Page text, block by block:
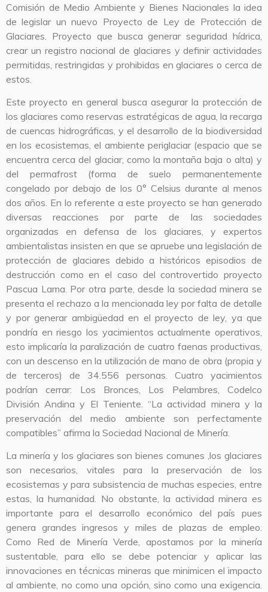
Comisión de Medio Ambiente y Bienes Nacionales la idea
de legislar un nuevo Proyecto de Ley de Protección de
Glaciares. Proyecto que busca generar seguridad hídrica,
crear un registro nacional de glaciares y definir actividades
permitidas, restringidas y prohibidas en glaciares o cerca de
estos.
Este proyecto en general busca asegurar la protección de
los glaciares como reservas estratégicas de agua, la recarga
de cuencas hidrográficas, y el desarrollo de la biodiversidad
en los ecosistemas, el ambiente periglaciar (espacio que se
encuentra cerca del glaciar, como la montaña baja o alta) y
del permafrost (forma de suelo permanentemente
congelado por debajo de los 0° Celsius durante al menos
dos años. En lo referente a este proyecto se han generado
diversas reacciones por parte de las sociedades
organizadas en defensa de los glaciares, y expertos
ambientalistas insisten en que se apruebe una legislación de
protección de glaciares debido a históricos episodios de
destrucción como en el caso del controvertido proyecto
Pascua Lama. Por otra parte, desde la sociedad minera se
presenta el rechazo a la mencionada ley por falta de detalle
y por generar ambigüedad en el proyecto de ley, ya que
pondría en riesgo los yacimientos actualmente operativos,
esto implicaría la paralización de cuatro faenas productivas,
con un descenso en la utilización de mano de obra (propia y
de terceros) de 34.556 personas. Cuatro yacimientos
podrían cerrar: Los Bronces, Los Pelambres, Codelco
División Andina y El Teniente. “La actividad minera y la
preservación del medio ambiente son perfectamente
compatibles” afirma la Sociedad Nacional de Minería.
La minería y los glaciares son bienes comunes ,los glaciares
son necesarios, vitales para la preservación de los
ecosistemas y para subsistencia de muchas especies, entre
estas, la humanidad. No obstante, la actividad minera es
importante para el desarrollo económico del país pues
genera grandes ingresos y miles de plazas de empleo.
Como Red de Minería Verde, apostamos por la minería
sustentable, para ello se debe potenciar y aplicar las
innovaciones en técnicas mineras que minimicen el impacto
al ambiente, no como una opción, sino como una exigencia.